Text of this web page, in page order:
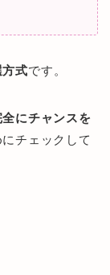
式です。
にチャンスを
チェックして